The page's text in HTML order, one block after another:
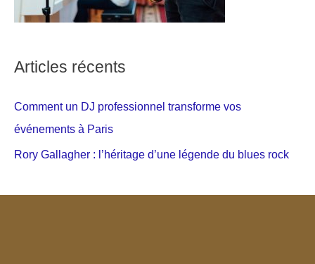
Articles récents
Comment un DJ professionnel transforme vos
événements à Paris
Rory Gallagher : l’héritage d’une légende du blues rock